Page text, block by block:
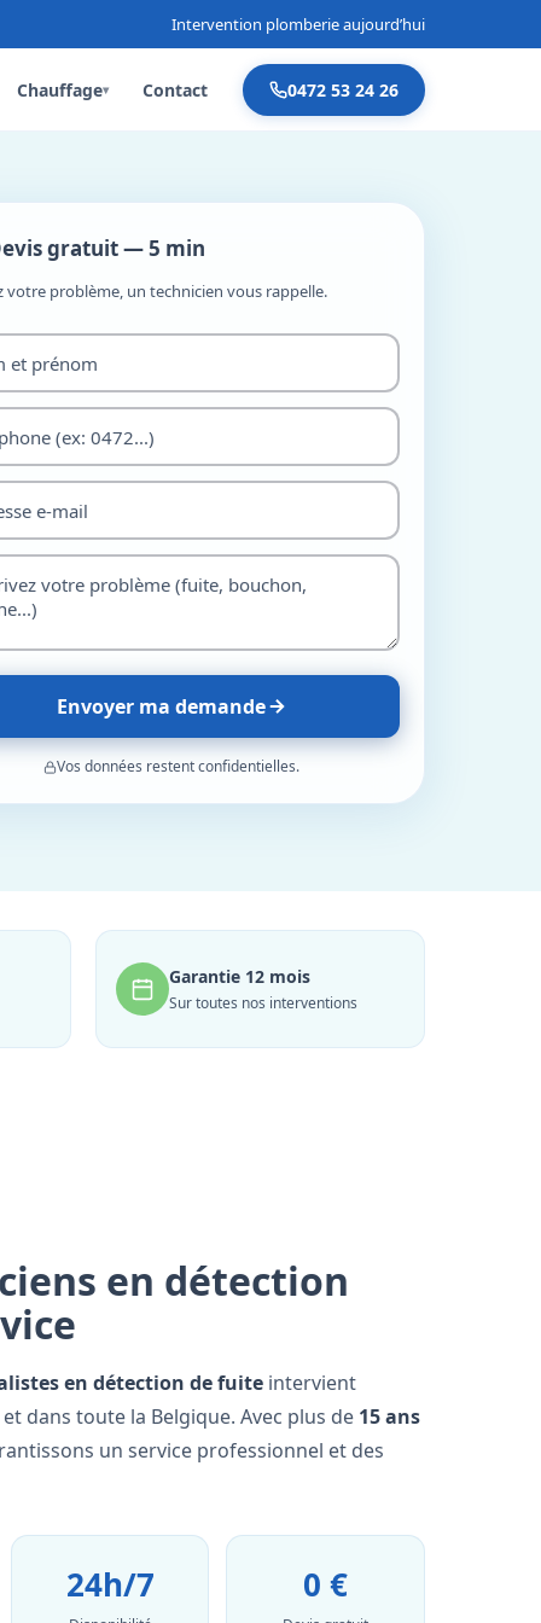
Intervention plomberie aujourd’hui
Chauffage▾ Contact 0472 53 24 26
gratuit — 5 min
votre problème, un technicien vous rappelle.
Envoyer ma demande
Vos données restent confidentielles.
Garantie 12 mois
Sur toutes nos interventions
en détection
en détection de fuite intervient
dans toute la Belgique. Avec plus de 15 ans
un service professionnel et des
24h/7 0 €